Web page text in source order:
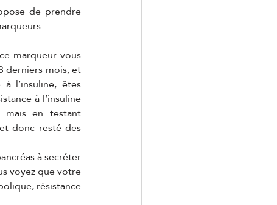
de prendre
:
marqueur vous
derniers mois, et
l’insuline, êtes
à l’insuline
en testant
donc resté des
à secréter
voyez que votre
résistance